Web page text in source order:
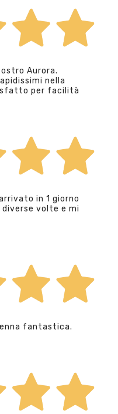
Aurora.
nella
per facilità
in 1 giorno
volte e mi
fantastica.